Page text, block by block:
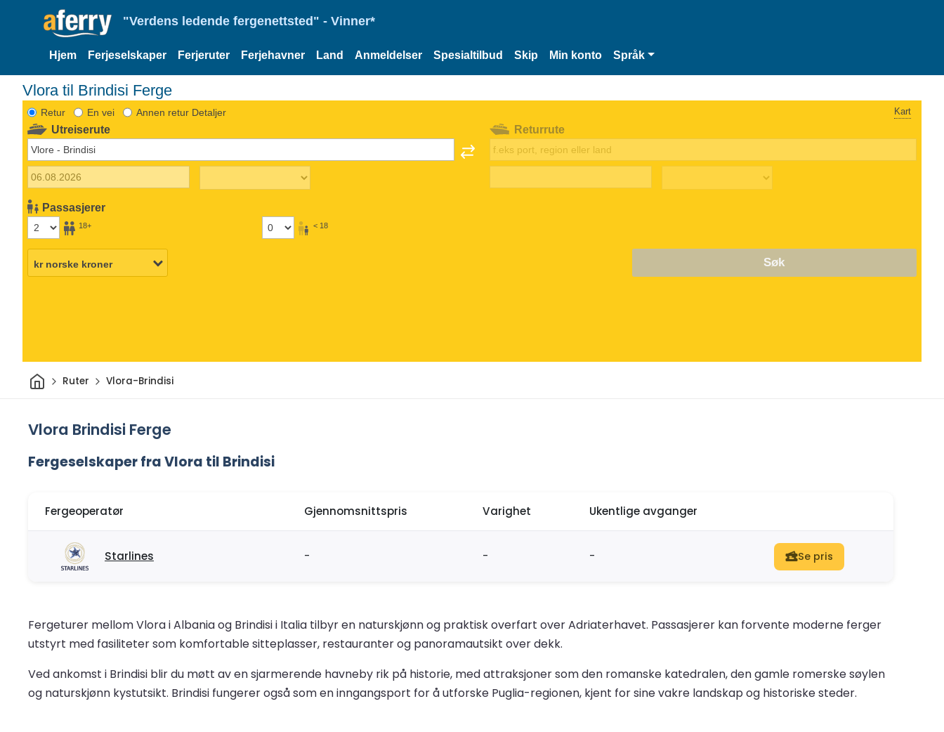
"Verdens ledende fergenettsted" - Vinner*
Hjem Ferjeselskaper Ferjeruter Ferjehavner Land Anmeldelser Spesialtilbud Skip Min konto Språk
Vlora til Brindisi Ferge
Retur En vei Annen retur Detaljer Kart
Utreiserute
Passasjerer
18+ < 18
Returrute
Søk
HjemRuter Vlora-Brindisi
Vlora Brindisi Ferge
Fergeselskaper fra Vlora til Brindisi
Fergeoperatør Gjennomsnittspris Varighet Ukentlige avganger
Starlines - - - Se pris
Fergeturer mellom Vlora i Albania og Brindisi i Italia tilbyr en naturskjønn og praktisk overfart over Adriaterhavet. Passasjerer kan forvente moderne ferger
utstyrt med fasiliteter som komfortable sitteplasser, restauranter og panoramautsikt over dekk.
Ved ankomst i Brindisi blir du møtt av en sjarmerende havneby rik på historie, med attraksjoner som den romanske katedralen, den gamle romerske søylen
og naturskjønn kystutsikt. Brindisi fungerer også som en inngangsport for å utforske Puglia-regionen, kjent for sine vakre landskap og historiske steder.